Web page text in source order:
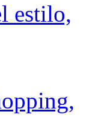
estilo,